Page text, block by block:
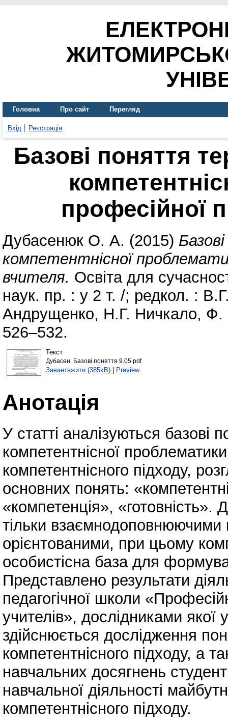
Головна Про сайт Перегляд
Вхід Реєстрація
Базові поняття
професійної
Дубасенюк О. А. (2015)
компетентнісної
вчителя. Освіта для
наук. пр. : у 2 т. /; редкол. :
Андрущенко, Н.Г. Ничкало, Ф.
526–532.
Текст
Дубасен. Базові поняття 9.05.pdf
Завантажити (385kB)| Preview
Анотація
У статті аналізуються базові
компетентнісної
компетентнісного підходу,
основних понять:
«компетенція», «готовність».
тільки взаємнодоповнюючими
орієнтованими, при цьому
особистісна база для
Представлено результати
педагогічної школи
учителів», дослідниками якої
здійснюється дослідження
компетентнісного підходу, а
навчальних досягнень
навчальної діяльності
компетентнісного підходу.